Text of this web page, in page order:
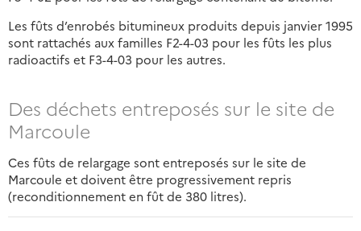
Les fûts d’enrobés bitumineux produits depuis janvier 1995
sont rattachés aux familles F2-4-03 pour les fûts les plus
radioactifs et F3-4-03 pour les autres.
Des déchets entreposés sur le site de
Marcoule
Ces fûts de relargage sont entreposés sur le site de
Marcoule et doivent être progressivement repris
(reconditionnement en fût de 380 litres).